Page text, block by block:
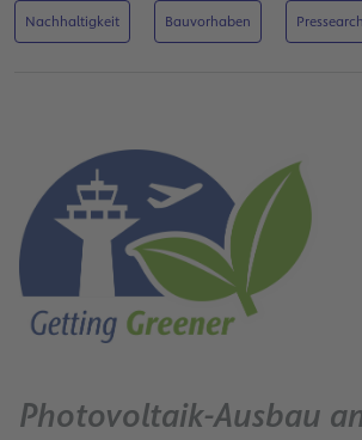
Nachhaltigkeit Bauvorhaben
Photovoltaik-Ausbau